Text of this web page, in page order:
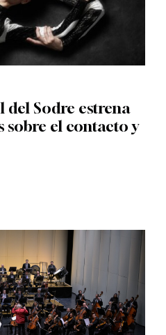
Sodre estrena
sobre el contacto y